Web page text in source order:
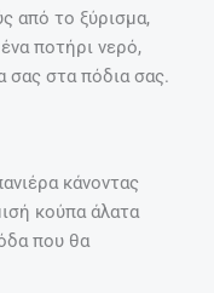
από το ξύρισμα,
ποτήρι νερό,
σας στα πόδια σας.
κάνοντας
κούπα άλατα
που θα